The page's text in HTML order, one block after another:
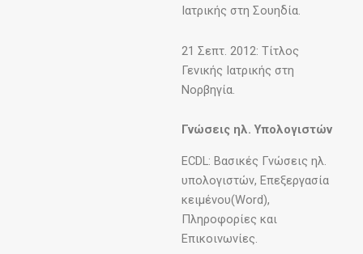
Ιατρικής στη Σουηδία.
21 Σεπτ. 2012: Τίτλος
Γενικής Ιατρικής στη
Νορβηγία.
Γνώσεις ηλ. Υπολογιστών
ECDL: Βασικές Γνώσεις ηλ.
υπολογιστών, Επεξεργασία
κειμένου(Word),
Πληροφορίες και
Επικοινωνίες.